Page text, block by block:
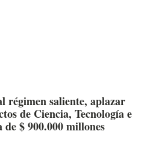
régimen saliente, aplazar
de Ciencia, Tecnología e
$ 900.000 millones